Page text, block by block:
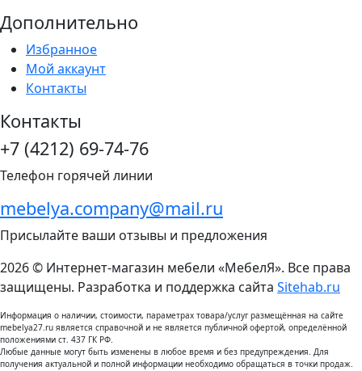
Дополнительно
Избранное
Мой аккаунт
Контакты
Контакты
+7 (4212) 69-74-76
Телефон горячей линии
mebelya.company@mail.ru
Присылайте ваши отзывы и предложения
2026 © Интернет-магазин мебели «МебелЯ». Все права
защищены. Разработка и поддержка сайта Sitehab.ru
Информация о наличии, стоимости, параметрах товара/услуг размещённая на сайте
mebelya27.ru является справочной и не является публичной офертой, определённой
положениями ст. 437 ГК РФ.
Любые данные могут быть изменены в любое время и без предупреждения. Для
получения актуальной и полной информации необходимо обращаться в точки продаж.